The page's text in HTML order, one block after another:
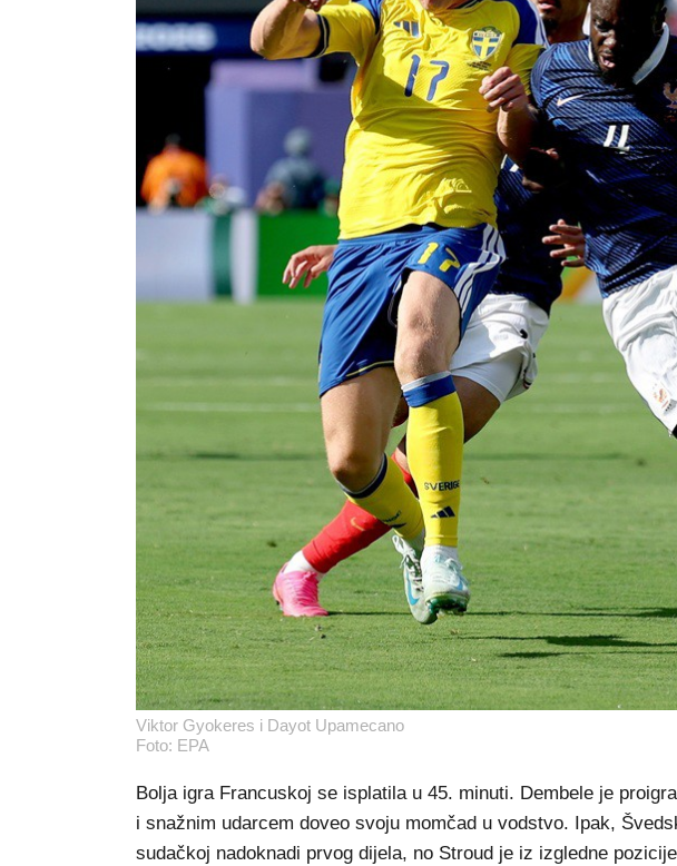
Viktor Gyokeres i Dayot Upamecano
Foto: EPA
Bolja igra Francuskoj se isplatila u 45. minuti. Dembele je
i snažnim udarcem doveo svoju momčad u vodstvo. Ipak,
sudačkoj nadoknadi prvog dijela, no Stroud je iz izgledne